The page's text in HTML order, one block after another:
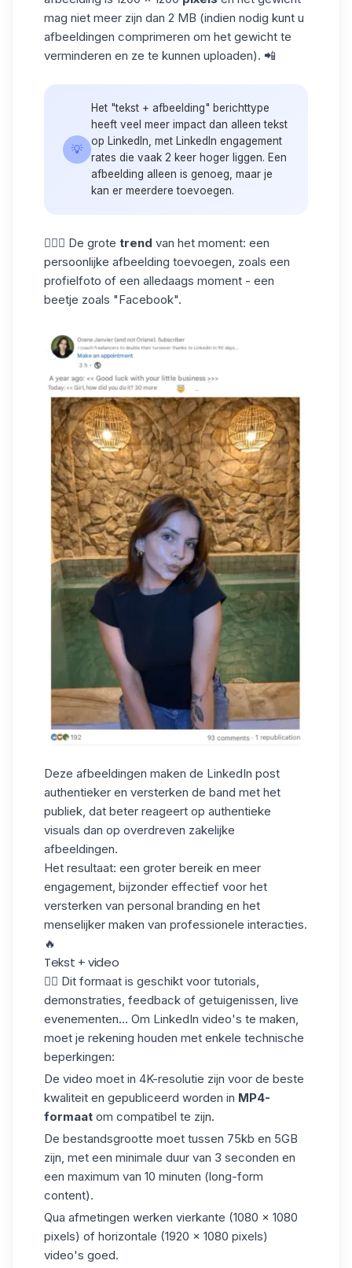
mag niet meer zijn dan 2 MB (indien nodig kunt u
afbeeldingen comprimeren om het gewicht te
verminderen en ze te kunnen uploaden). 📲
💡
Het "tekst + afbeelding" berichttype
heeft veel meer impact dan alleen tekst
op LinkedIn, met LinkedIn engagement
rates die vaak 2 keer hoger liggen. Een
afbeelding alleen is genoeg, maar je
kan er meerdere toevoegen.
👱🏼‍♀️ De grote trend van het moment: een
persoonlijke afbeelding toevoegen, zoals een
profielfoto of een alledaags moment - een
beetje zoals "Facebook".
Deze afbeeldingen maken de LinkedIn post
authentieker en versterken de band met het
publiek, dat beter reageert op authentieke
visuals dan op overdreven zakelijke
afbeeldingen.
Het resultaat: een groter bereik en meer
engagement, bijzonder effectief voor het
versterken van personal branding en het
menselijker maken van professionele interacties.
🔥
Tekst + video
✋🏼 Dit formaat is geschikt voor tutorials,
demonstraties, feedback of getuigenissen, live
evenementen... Om LinkedIn video's te maken,
moet je rekening houden met enkele technische
beperkingen:
De video moet in 4K-resolutie zijn voor de beste
kwaliteit en gepubliceerd worden in MP4-
formaat om compatibel te zijn.
De bestandsgrootte moet tussen 75kb en 5GB
zijn, met een minimale duur van 3 seconden en
een maximum van 10 minuten (long-form
content).
Qua afmetingen werken vierkante (1080 x 1080
pixels) of horizontale (1920 x 1080 pixels)
video's goed.